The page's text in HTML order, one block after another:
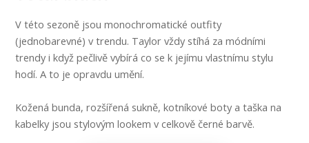
V této sezoně jsou monochromatické outfity
(jednobarevné) v trendu. Taylor vždy stíhá za módními
trendy i když pečlivě vybírá co se k jejímu vlastnímu stylu
hodí. A to je opravdu umění.
Kožená bunda, rozšířená sukně, kotníkové boty a taška na
kabelky jsou stylovým lookem v celkově černé barvě.